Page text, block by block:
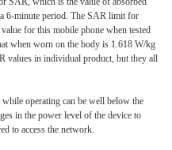
6-minute period. The SAR limit for
for this mobile phone when tested
when worn on the body is 1.618 W/kg
values in individual product, but they all
operating can be well below the
in the power level of the device to
to access the network.